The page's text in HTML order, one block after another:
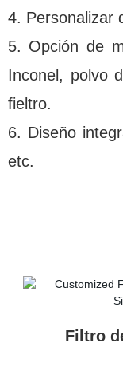
4. Personalizar
5. Opción de
Inconel, polvo
fieltro.
6. Diseño
etc.
Filtro